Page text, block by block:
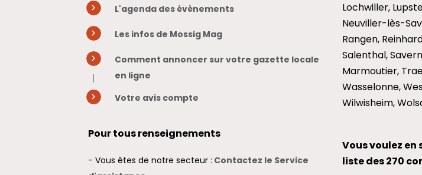
L'agenda des évènements
Les infos de Mossig Mag
Comment annoncer sur votre gazette locale
en ligne
Votre avis compte
Pour tous renseignements
- Vous êtes de notre secteur : Contactez le Service
Lochwiller,
Neuviller-lès-
Rangen,
Salenthal,
Marmoutier,
Wasselonne,
Wilwisheim,
Vous voulez
liste des 270